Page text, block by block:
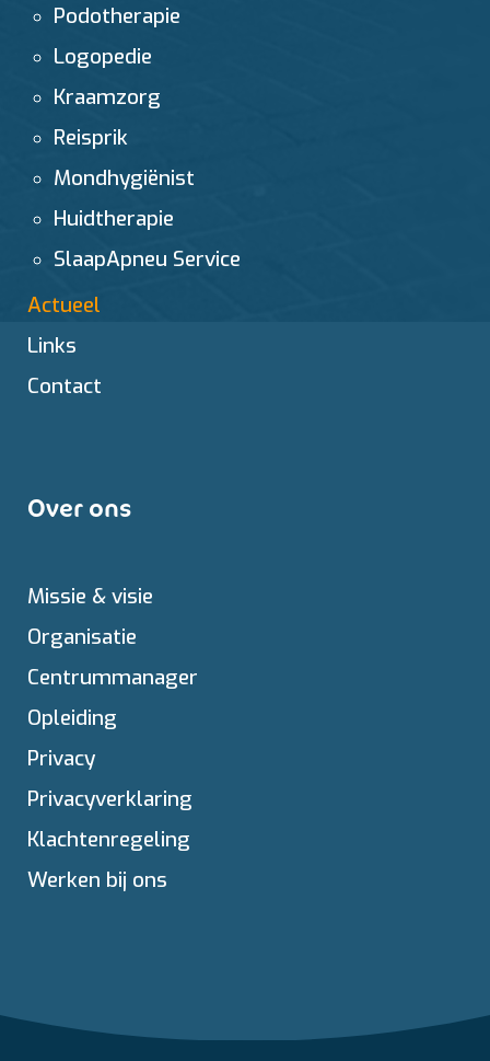
Podotherapie
Logopedie
Kraamzorg
Reisprik
Mondhygiënist
Huidtherapie
SlaapApneu Service
Actueel
Links
Contact
Over ons
Missie & visie
Organisatie
Centrummanager
Opleiding
Privacy
Privacyverklaring
Klachtenregeling
Werken bij ons